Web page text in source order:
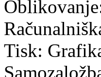
Tisk: